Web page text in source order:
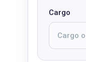
Cargo